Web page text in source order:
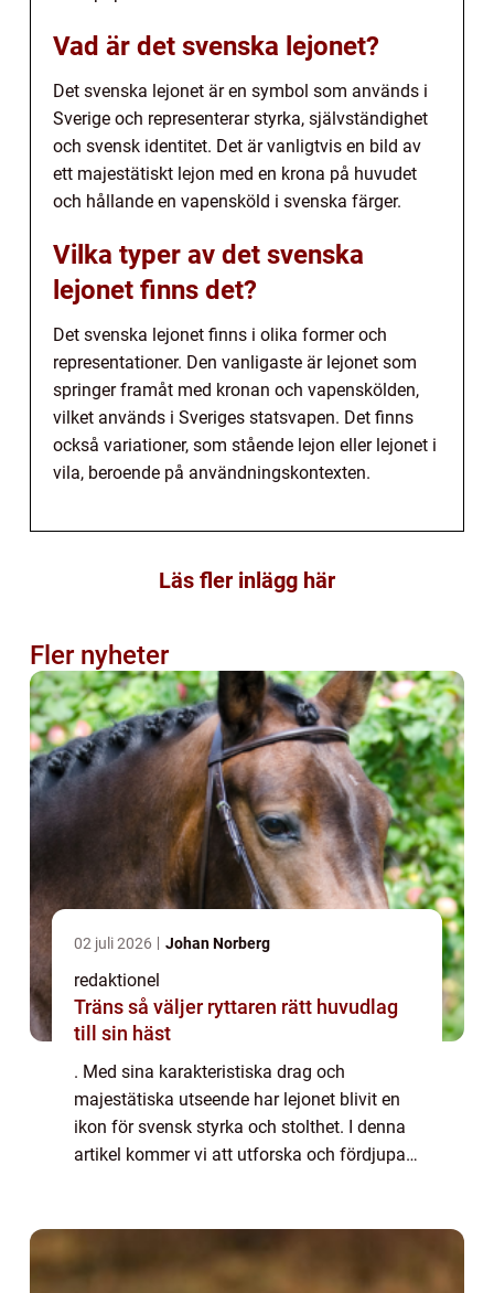
Vad är det svenska lejonet?
Det svenska lejonet är en symbol som används i
Sverige och representerar styrka, självständighet
och svensk identitet. Det är vanligtvis en bild av
ett majestätiskt lejon med en krona på huvudet
och hållande en vapensköld i svenska färger.
Vilka typer av det svenska
lejonet finns det?
Det svenska lejonet finns i olika former och
representationer. Den vanligaste är lejonet som
springer framåt med kronan och vapenskölden,
vilket används i Sveriges statsvapen. Det finns
också variationer, som stående lejon eller lejonet i
vila, beroende på användningskontexten.
Läs fler inlägg här
Fler nyheter
02 juli 2026 Johan Norberg
redaktionel
Träns så väljer ryttaren rätt huvudlag
till sin häst
. Med sina karakteristiska drag och
majestätiska utseende har lejonet blivit en
ikon för svensk styrka och stolthet. I denna
artikel kommer vi att utforska och fördjupa